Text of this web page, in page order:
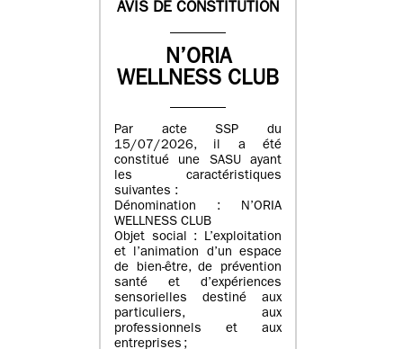
AVIS DE CONSTITUTION
N’ORIA
WELLNESS CLUB
Par acte SSP du
15/07/2026, il a été
constitué une SASU ayant
les caractéristiques
suivantes :
Dénomination : N’ORIA
WELLNESS CLUB
Objet social : L’exploitation
et l’animation d’un espace
de bien-être, de prévention
santé et d’expériences
sensorielles destiné aux
particuliers, aux
professionnels et aux
entreprises ;